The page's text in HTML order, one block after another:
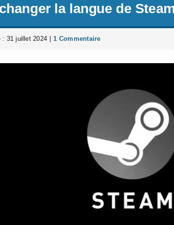
la langue de
: 31 juillet 2024 1 Commentaire